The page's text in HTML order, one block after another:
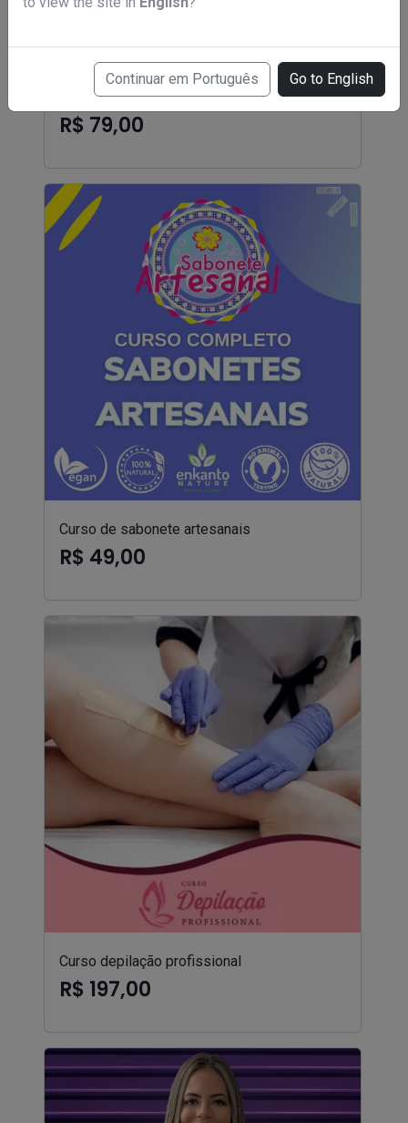
Continuar em Português
Go to English
Curso de barbeiro
R$ 79,00
Curso de sabonete artesanais
R$ 49,00
Curso depilação profissional
R$ 197,00